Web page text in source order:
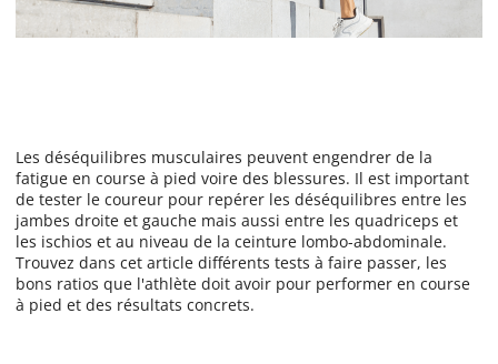
Les déséquilibres musculaires peuvent engendrer de la
fatigue en course à pied voire des blessures. Il est important
de tester le coureur pour repérer les déséquilibres entre les
jambes droite et gauche mais aussi entre les quadriceps et
les ischios et au niveau de la ceinture lombo-abdominale.
Trouvez dans cet article différents tests à faire passer, les
bons ratios que l'athlète doit avoir pour performer en course
à pied et des résultats concrets.